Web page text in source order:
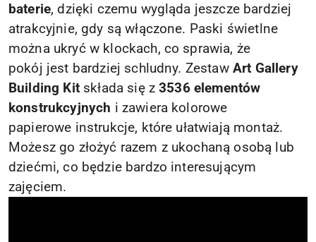
baterie, dzięki czemu wygląda jeszcze bardziej
atrakcyjnie, gdy są włączone. Paski świetlne
można ukryć w klockach, co sprawia, że
pokój jest bardziej schludny. Zestaw Art Gallery
Building Kitskłada się z3536 elementów
konstrukcyjnych i zawiera kolorowe
papierowe instrukcje, które ułatwiają montaż.
Możesz go złożyć razem z ukochaną osobą lub
dziećmi, co będzie bardzo interesującym
zajęciem.